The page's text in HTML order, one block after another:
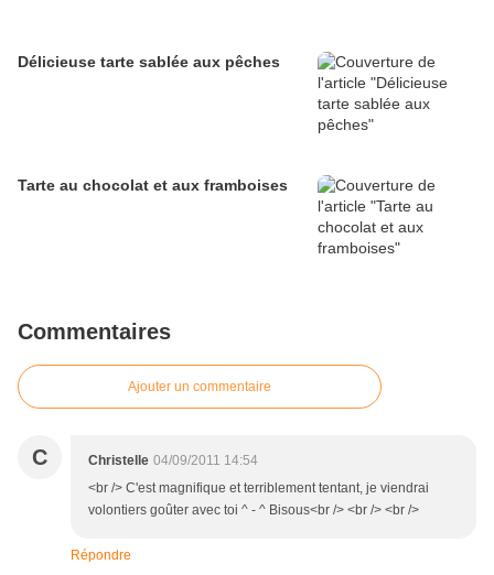
Délicieuse tarte sablée aux pêches
Tarte au chocolat et aux framboises
Commentaires
Ajouter un commentaire
C Christelle 04/09/2011 14:54
<br /> C'est magnifique et terriblement tentant, je viendrai
volontiers goûter avec toi ^ - ^ Bisous<br /> <br /> <br />
Répondre